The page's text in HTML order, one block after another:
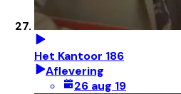
Het Kantoor 186
Aflevering
26 aug 19